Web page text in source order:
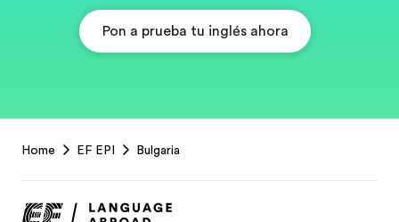
Pon a prueba tu inglés ahora
Footer
Home EF EPI Bulgaria